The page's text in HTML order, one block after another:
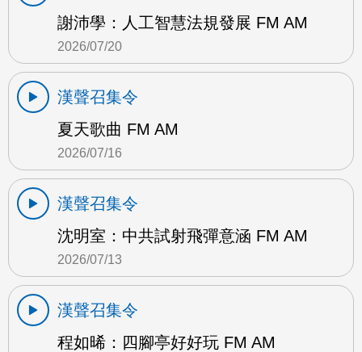
謝沛學：人工智慧法規發展 FM AM
2026/07/20
漢聲召集令
夏天歌曲 FM AM
2026/07/16
漢聲召集令
沈明室：中共試射飛彈意涵 FM AM
2026/07/13
漢聲召集令
程如晞：四腳亭好好玩 FM AM